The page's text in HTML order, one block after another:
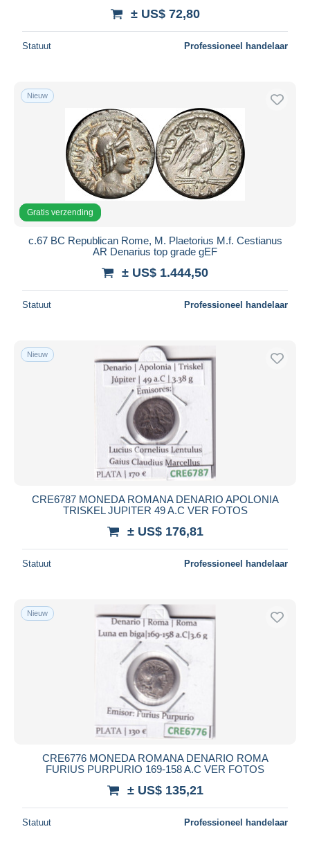
Woonplaats van de verkoper
Toepassen
± US$ 72,80
Statuut Professioneel handelaar
Nieuw
Gratis verzending
c.67 BC Republican Rome, M. Plaetorius M.f. Cestianus
AR Denarius top grade gEF
± US$ 1.444,50
Statuut Professioneel handelaar
Nieuw
CRE6787 MONEDA ROMANA DENARIO APOLONIA
TRISKEL JUPITER 49 A.C VER FOTOS
± US$ 176,81
Statuut Professioneel handelaar
Nieuw
CRE6776 MONEDA ROMANA DENARIO ROMA
FURIUS PURPURIO 169-158 A.C VER FOTOS
± US$ 135,21
Statuut Professioneel handelaar